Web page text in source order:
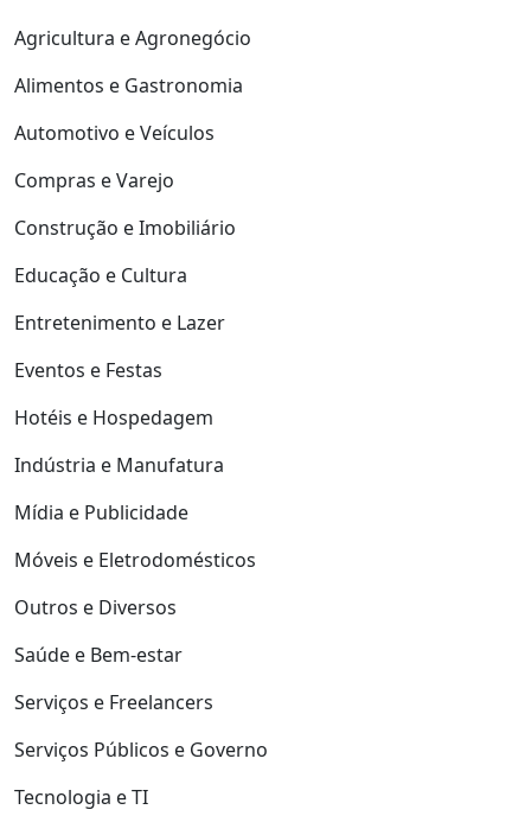
Agricultura e Agronegócio
Alimentos e Gastronomia
Automotivo e Veículos
Compras e Varejo
Construção e Imobiliário
Educação e Cultura
Entretenimento e Lazer
Eventos e Festas
Hotéis e Hospedagem
Indústria e Manufatura
Mídia e Publicidade
Móveis e Eletrodomésticos
Outros e Diversos
Saúde e Bem-estar
Serviços e Freelancers
Serviços Públicos e Governo
Tecnologia e TI